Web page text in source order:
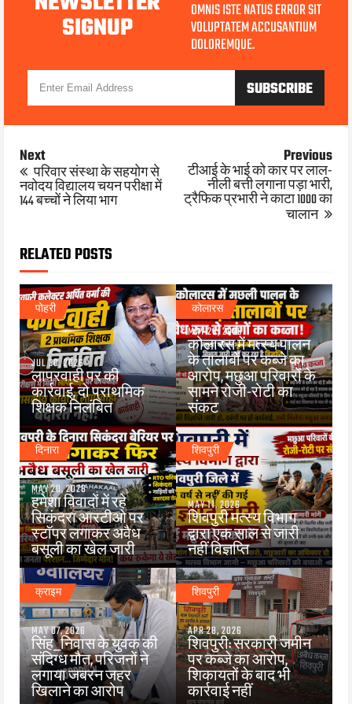
SIGNUP
OMNIS ISTE NATUS ERROR SIT
VOLUPTATEM ACCUSANTIUM
DOLOREMQUE.
Next
परिवार संस्था के सहयोग से
नवोदय विद्यालय चयन परीक्षा में
144 बच्चों ने लिया भाग
Previous
टीआई के भाई को कार पर लाल-
नीली बत्ती लगाना पड़ा भारी,
ट्रैफिक प्रभारी ने काटा 1000 का
चालान
RELATED POSTS
पोहरी
JUL 30, 2026
लापरवाही पर की
कार्रवाई, दो प्राथमिक
शिक्षक निलंबित
कोलारस
MAY 26, 2026
कोलारस में मत्स्य पालन
के तालाबों पर कब्जे का
आरोप, मछुआ परिवारों के
सामने रोजी-रोटी का
संकट
दिनारा
MAY 20, 2026
हमेशा विवादों में रहे
सिकंदरा आरटीओ पर
स्टॉपर लगाकर अवैध
बसूली का खेल जारी
शिवपुरी
MAY 11, 2026
शिवपुरी मत्स्य विभाग
द्वारा एक साल से जारी
नहीं विज्ञप्ति
क्राइम
MAY 07, 2026
सिंह_निवास के युवक की
संदिग्ध मौत, परिजनों ने
लगाया जबरन जहर
खिलाने का आरोप
शिवपुरी
APR 28, 2026
शिवपुरी: सरकारी जमीन
पर कब्जे का आरोप,
शिकायतों के बाद भी
कार्रवाई नहीं